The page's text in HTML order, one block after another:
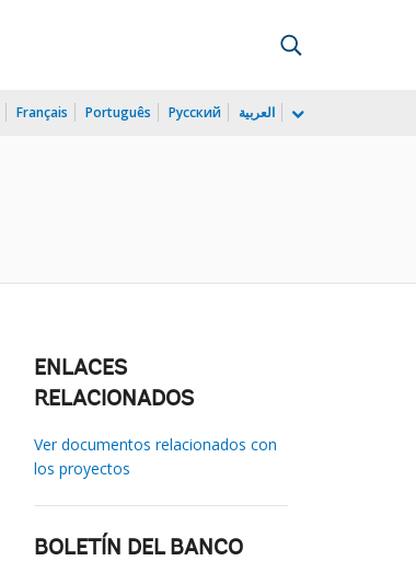
Français Português Русский العربية
ENLACES
RELACIONADOS
Ver documentos relacionados con
los proyectos
BOLETÍN DEL BANCO